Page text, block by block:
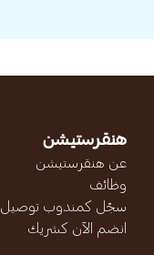
هنقرستيشن
عن هنقرستيشن
وظائف
سجّل كمندوب توصيل
انضم الآن كشريك